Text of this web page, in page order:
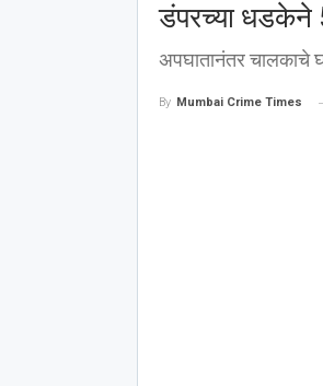
डंपरच्या धडकेने
अपघातानंतर चालकाचे
By Mumbai Crime Times